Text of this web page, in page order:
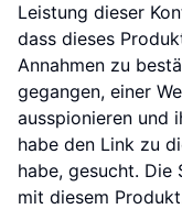
Leistung dieser
dass dieses
Annahmen zu
gegangen, einer
ausspionieren und
habe den Link zu
habe, gesucht. Die
mit diesem